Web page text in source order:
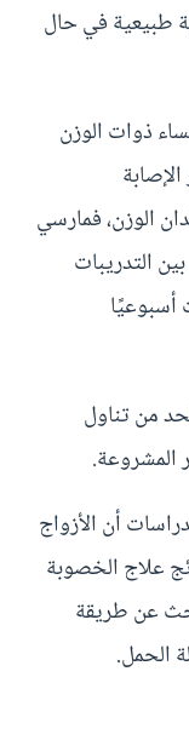
في حال
ذوات الوزن
الوزن، فمارسي
التدريبات
أسبوعيًا
من تناول
المشروعة.
أن الأزواج
علاج الخصوبة
عن طريقة
الحمل.